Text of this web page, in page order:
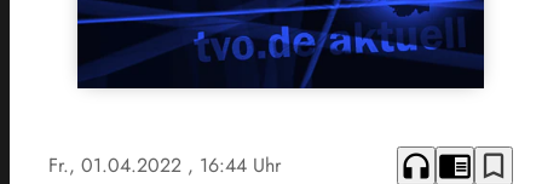
Fr., 01.04.2022 , 16:44 Uhr headphones chrome_reader_mode bookmark_border